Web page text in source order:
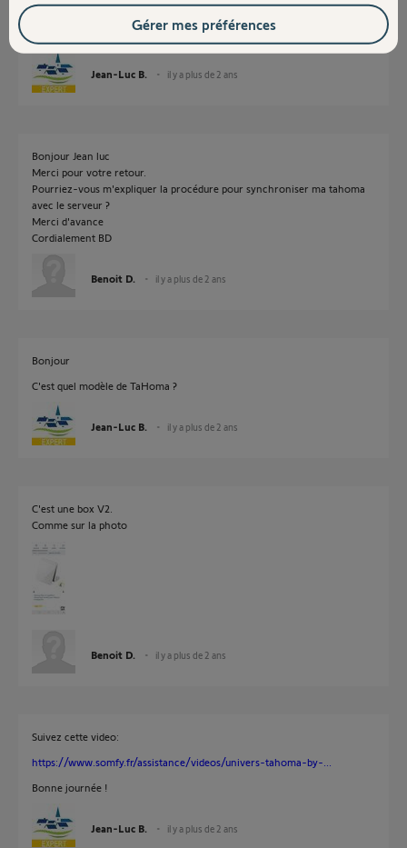
serveur.
Jean-Luc B. il y a plus de 2 ans
Bonjour Jean luc
Merci pour votre retour.
Pourriez-vous m'expliquer la procédure pour synchroniser ma tahoma
avec le serveur ?
Merci d'avance
Cordialement BD
Benoit D. il y a plus de 2 ans
Bonjour
C'est quel modèle de TaHoma ?
Jean-Luc B. il y a plus de 2 ans
C'est une box V2.
Comme sur la photo
Benoit D. il y a plus de 2 ans
Suivez cette video:
https://www.somfy.fr/assistance/videos/univers-tahoma-by-...
Bonne journée !
Jean-Luc B. il y a plus de 2 ans
Gérer mes préférences